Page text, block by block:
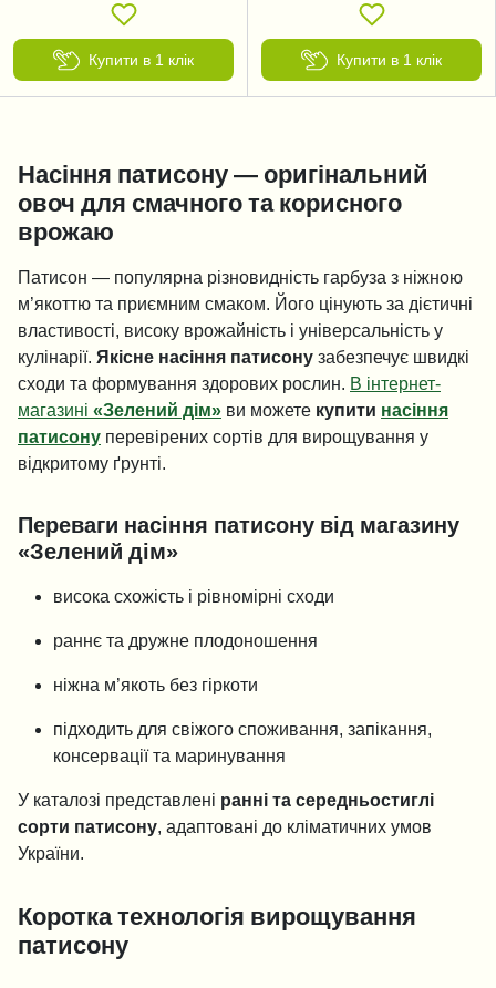
Купити в 1 клік Купити в 1 клік
Насіння патисону — оригінальний
овоч для смачного та корисного
врожаю
Патисон — популярна різновидність гарбуза з ніжною
м’якоттю та приємним смаком. Його цінують за дієтичні
властивості, високу врожайність і універсальність у
кулінарії. Якісне насіння патисону забезпечує швидкі
сходи та формування здорових рослин.
В інтернет-
магазині «Зелений дім» ви можете купити насіння
патисону перевірених сортів для вирощування у
відкритому ґрунті.
Переваги насіння патисону від магазину
«Зелений дім»
висока схожість і рівномірні сходи
раннє та дружне плодоношення
ніжна м’якоть без гіркоти
підходить для свіжого споживання, запікання,
консервації та маринування
У каталозі представлені ранні та середньостиглі
сорти патисону , адаптовані до кліматичних умов
України.
Коротка технологія вирощування
патисону